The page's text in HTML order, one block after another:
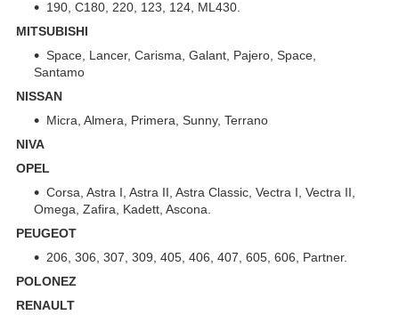
190, C180, 220, 123, 124, ML430.
MITSUBISHI
Space, Lancer, Carisma, Galant, Pajero, Space,
Santamo
NISSAN
Micra, Almera, Primera, Sunny, Terrano
NIVA
OPEL
Corsa, Astra I, Astra II, Astra Classic, Vectra I, Vectra II,
Omega, Zafira, Kadett, Ascona.
PEUGEOT
206, 306, 307, 309, 405, 406, 407, 605, 606, Partner.
POLONEZ
RENAULT